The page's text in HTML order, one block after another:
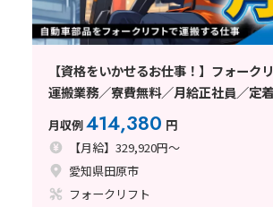
【資格をいかせるお仕事！】フォーク
運搬業務／寮費無料／月給正社員／定
県田原市
月収例414,380 円
【月給】329,920円～
愛知県田原市
フォークリフト